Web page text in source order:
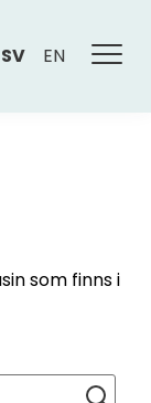
SV EN
som finns i